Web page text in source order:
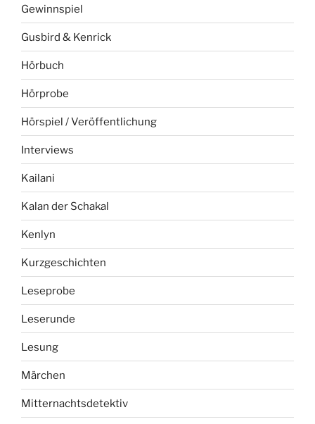
Gewinnspiel
Gusbird & Kenrick
Hörbuch
Hörprobe
Hörspiel / Veröffentlichung
Interviews
Kailani
Kalan der Schakal
Kenlyn
Kurzgeschichten
Leseprobe
Leserunde
Lesung
Märchen
Mitternachtsdetektiv